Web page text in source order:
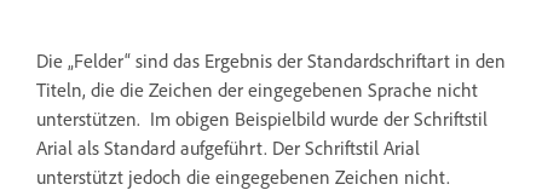
Die „Felder“ sind das Ergebnis der Standardschriftart in den
Titeln, die die Zeichen der eingegebenen Sprache nicht
unterstützen. Im obigen Beispielbild wurde der Schriftstil
Arial als Standard aufgeführt. Der Schriftstil Arial
unterstützt jedoch die eingegebenen Zeichen nicht.